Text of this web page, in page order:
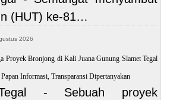
(HUT) ke-81…
2026
Proyek Bronjong di Kali Juana Gunung Slamet Tegal
Papan Informasi, Transparansi Dipertanyakan
- Sebuah proyek